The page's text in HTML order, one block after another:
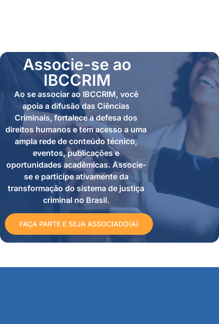
Associe-se ao
IBCCRIM
Ao se associar ao IBCCRIM, você
apoia a difusão das Ciências
Criminais, fortalece a defesa dos
direitos humanos e tem acesso a uma
ampla rede de conteúdo técnico,
eventos, publicações e
oportunidades acadêmicas. Associe-
se e participe ativamente da
transformação do sistema de justiça
criminal no Brasil.
FAÇA PARTE E SEJA ASSOCIADO(A)